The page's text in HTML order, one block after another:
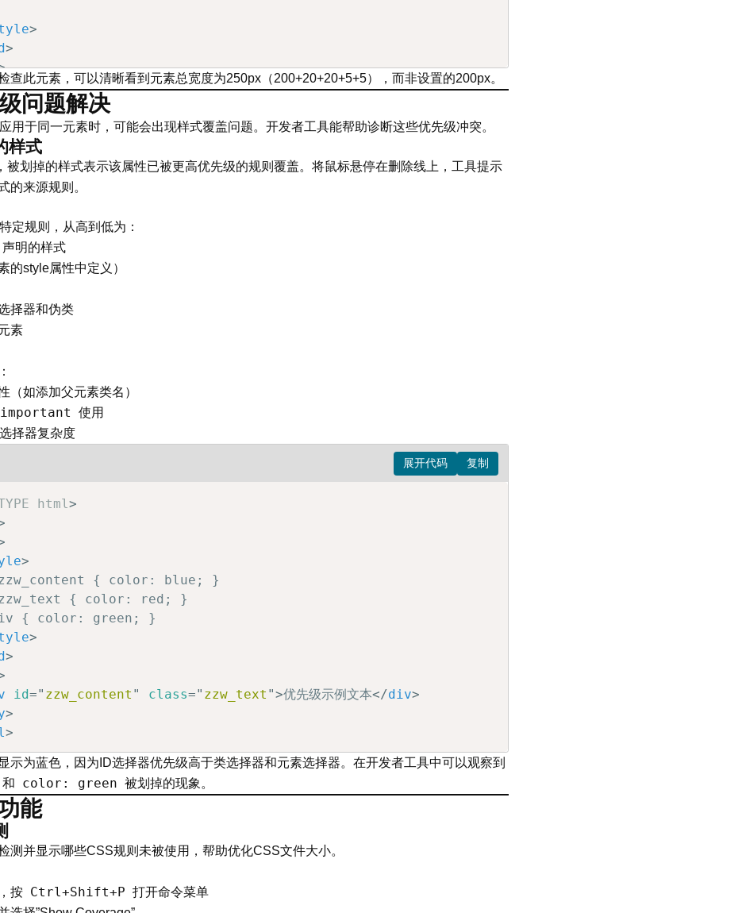
>
>
class="zzw_box">盒模型示例</div>
>
>
查此元素，可以清晰看到元素总宽度为250px（200+20+20+5+5），而非设置的200px。
问题解决
用于同一元素时，可能会出现样式覆盖问题。开发者工具能帮助诊断这些优先级冲突。
样式
被划掉的样式表示该属性已被更高优先级的规则覆盖。将鼠标悬停在删除线上，工具提示
的来源规则。
定规则，从高到低为：
声明的样式
的style属性中定义）
择器和伪类
素
：
（如添加父元素类名）
使用
择器复杂度
html>
>
{ color: blue; }
{ color: red; }
{ color: green; }
>
>
id=" zzw_content " class=" zzw_text ">优先级示例文本</div>
>
>
示为蓝色，因为ID选择器优先级高于类选择器和元素选择器。在开发者工具中可以观察到
和 color: green 被划掉的现象。
能
测并显示哪些CSS规则未被使用，帮助优化CSS文件大小。
按 Ctrl+Shift+P
打开命令菜单